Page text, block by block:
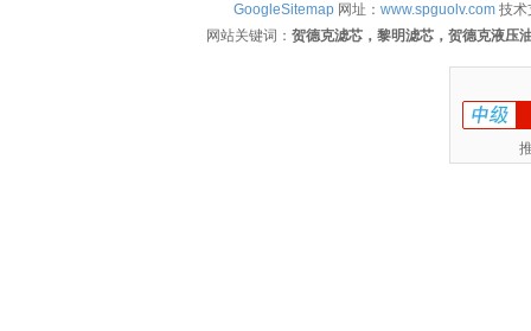
GoogleSitemap 网址： www.spguolv.com 技术
网站关键词： 贺德克滤芯，黎明滤芯，贺德克液压